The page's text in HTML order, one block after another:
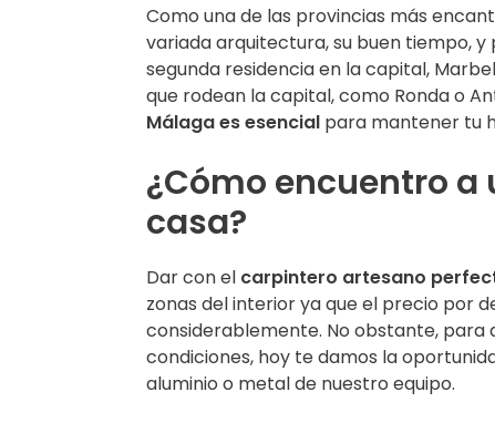
Como una de las provincias más
variada arquitectura, su buen tiempo, y
segunda residencia en la capital,
que rodean la capital, como Ronda o
Málaga es esencial para mantener tu
¿Cómo encuentro
casa?
Dar con el carpintero artesano
zonas del interior ya que el precio por
considerablemente. No obstante, para
condiciones, hoy te damos la
aluminio o metal de nuestro equipo.